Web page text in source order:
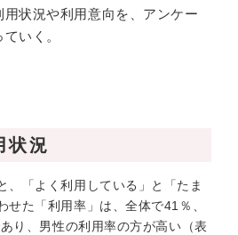
状況や利用意向を、アンケー
いく。
状況
、「よく利用している」と「たま
せた「利用率」は、全体で41％、
り、男性の利用率の方が高い（表